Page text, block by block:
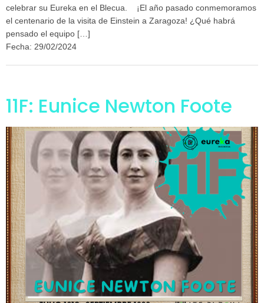
celebrar su Eureka en el Blecua. ¡El año pasado conmemoramos
el centenario de la visita de Einstein a Zaragoza! ¿Qué habrá
pensado el equipo […]
Fecha: 29/02/2024
11F: Eunice Newton Foote